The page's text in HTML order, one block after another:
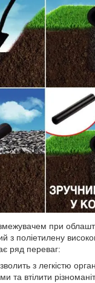
при
з поліетилену
ряд переваг:
з легкістю
та втілити